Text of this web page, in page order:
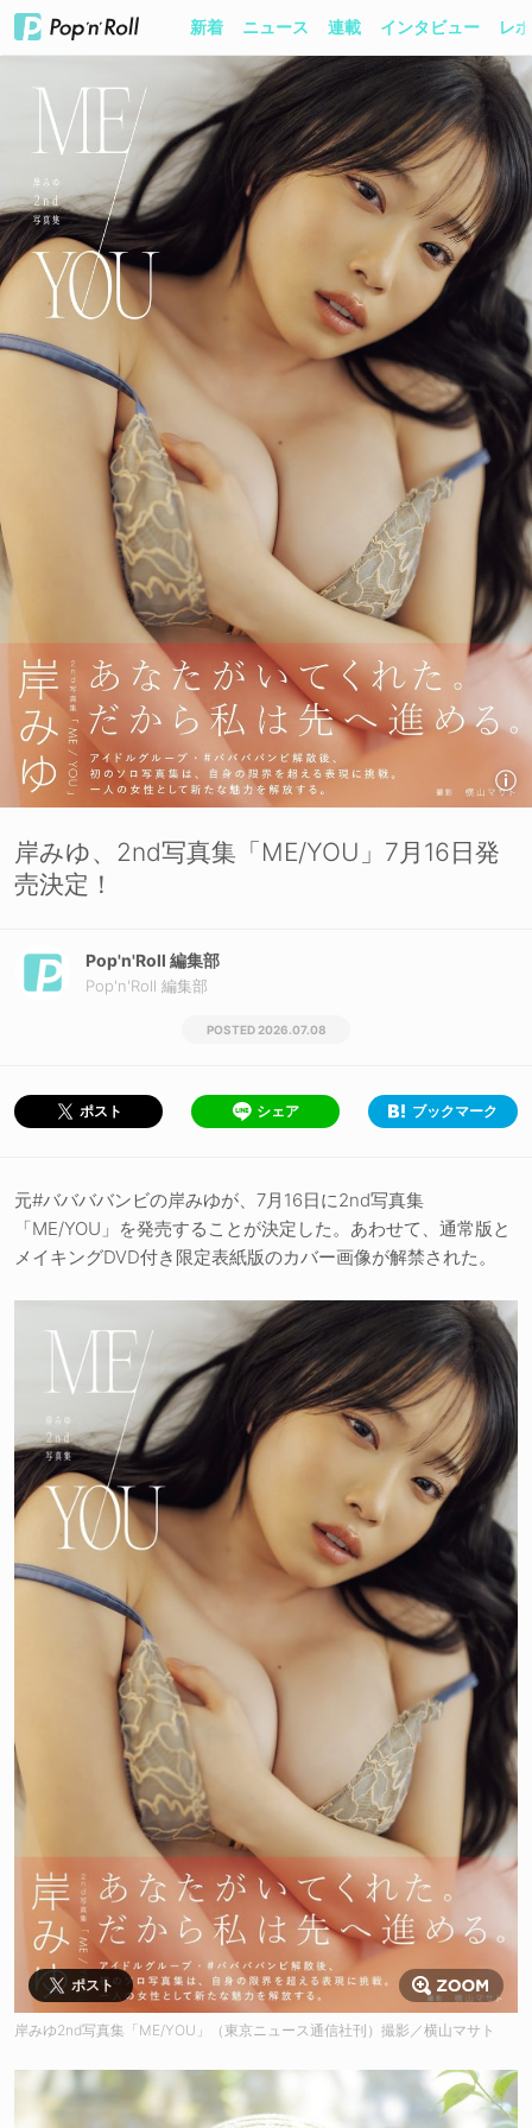
新着 ニュース 連載 インタビュー レ
岸みゆ、2nd写真集「ME/YOU」7月16日発
売決定！
Pop'n'Roll 編集部
Pop'n'Roll 編集部
2026.07.08
ポスト シェア ブックマーク
元#ババババンビの岸みゆが、7月16日に2nd写真集
「ME/YOU」を発売することが決定した。あわせて、通常版と
メイキングDVD付き限定表紙版のカバー画像が解禁された。
ポスト
岸みゆ2nd写真集「ME/YOU」（東京ニュース通信社刊）撮影／横山マサト